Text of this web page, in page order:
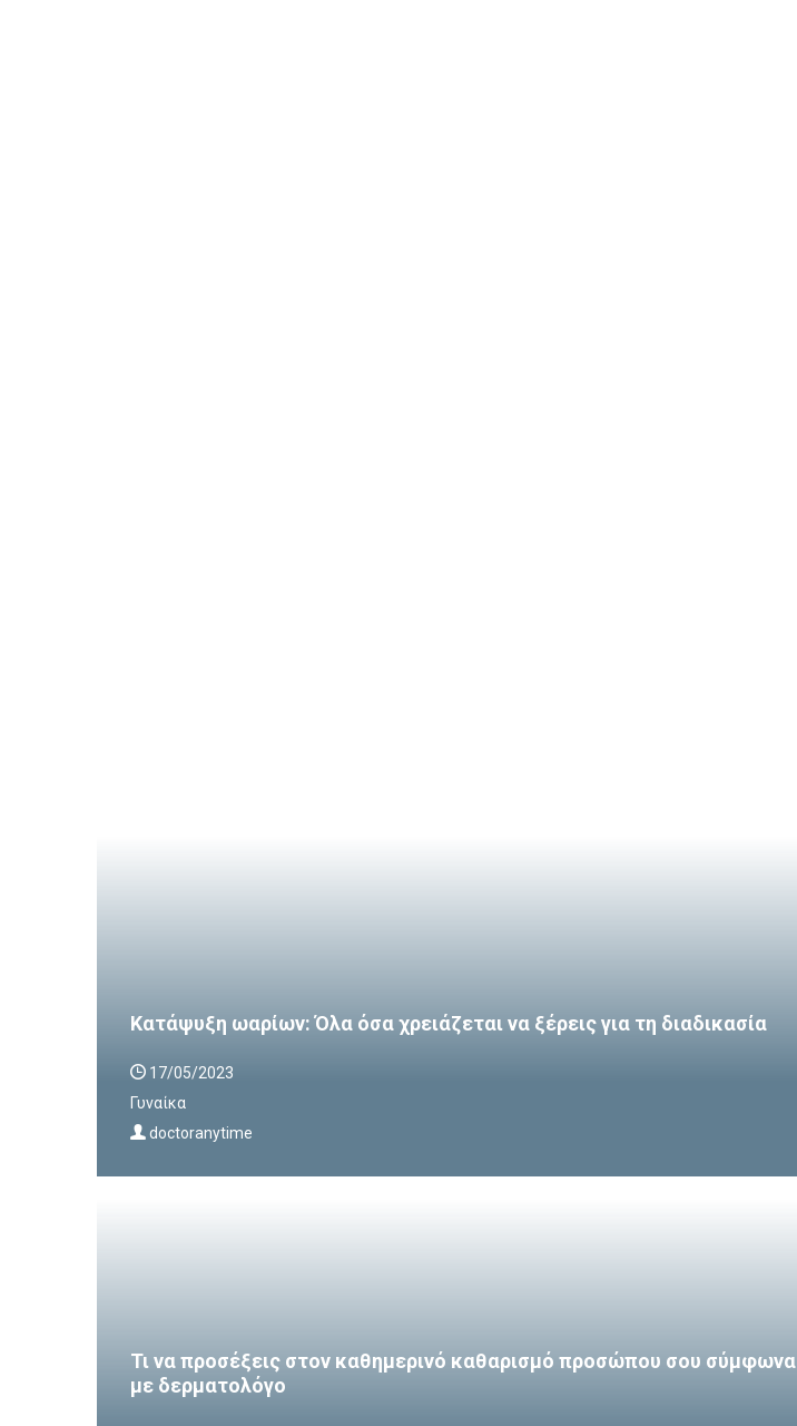
Κατάψυξη ωαρίων: Όλα όσα χρειάζεται να ξέρεις για τη διαδικασία
17/05/2023
Γυναίκα
doctoranytime
Τι να προσέξεις στον καθημερινό καθαρισμό προσώπου σου σύμφωνα
με δερματολόγο